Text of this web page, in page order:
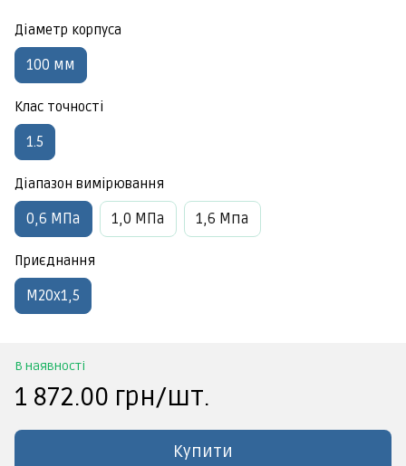
Діаметр корпуса
100 мм
Клас точності
1.5
Діапазон вимірювання
0,6 МПа 1,0 МПа 1,6 Мпа
Приєднання
М20х1,5
В наявності
1 872.00 грн/шт.
Купити